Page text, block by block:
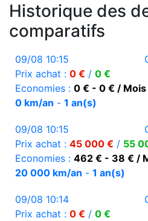
Historique des
comparatifs
09/08 10:15
Prix achat : 0 € / 0 €
Economies : 0 € - 0 € / Mois
0 km/an - 1 an(s)
09/08 10:15
Prix achat : 45 000 € / 55
Economies : 462 € - 38 € /
20 000 km/an - 1 an(s)
09/08 10:14
Prix achat : 0 € / 0 €